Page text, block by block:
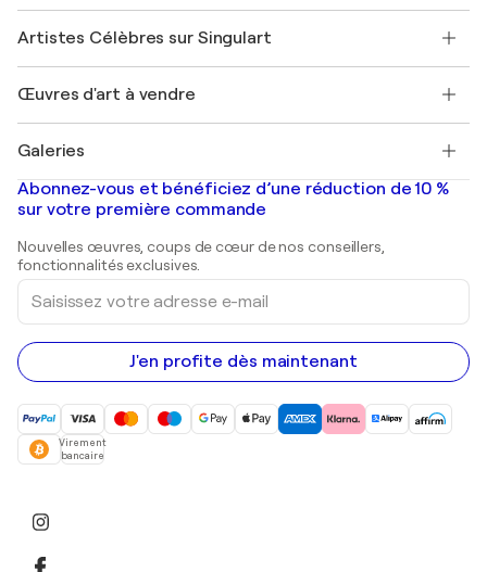
Rejoignez notre programme commercial
Mon compte
+33 1 76 44 06 42
Magazine Singulart
Emplois
Découvrez une sélection d'art original
Se connecter en tant qu'Artiste
Artistes Célèbres sur Singulart
Marc Chagall
Banksy
Mr. Brainwash
Shepard Fairey
Œuvres d'art à vendre
Tableaux abstraits à vendre
Peintures de paysage
Estampes
Peintures acryliques
Galeries
Galeries d'art en France
Galeries d'art en Belgique
Abonnez-vous et bénéficiez d’une réduction de 10 %
sur votre première commande
Nouvelles œuvres, coups de cœur de nos conseillers,
fonctionnalités exclusives.
Saisissez
votre
adresse
e-
mail
J'en profite dès maintenant
Virement
bancaire